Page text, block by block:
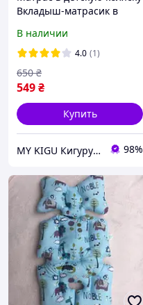
Вкладыш-матрасик в
В наличии
4.0 (1)
549₴
650 ₴
Купить
MY KIGU Кигуруми для всей семьи! 98%